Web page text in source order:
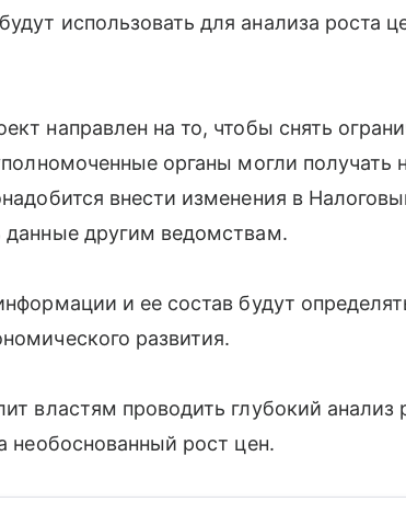
использовать для анализа роста
направлен на то, чтобы снять
органы могли получать
внести изменения в
другим ведомствам.
и ее состав будут
развития.
властям проводить глубокий анализ
необоснованный рост цен.